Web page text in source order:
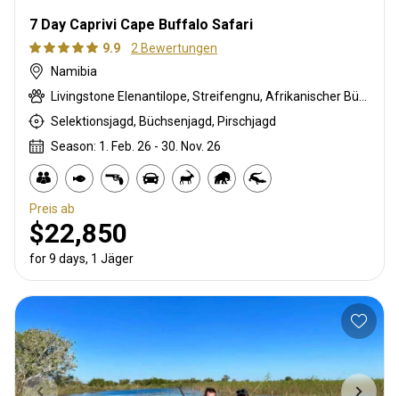
7 Day Caprivi Cape Buffalo Safari
9.9
2 Bewertungen
Namibia
Selektionsjagd, Büchsenjagd, Pirschjagd
Season: 1. Feb. 26 - 30. Nov. 26
Preis ab
$22,850
for 9 days, 1 Jäger